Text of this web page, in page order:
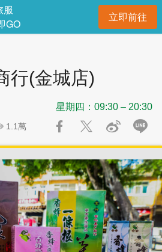
服
GO
立即前往開
行(金城店)
星期四：09:30 – 20:30
1.1萬